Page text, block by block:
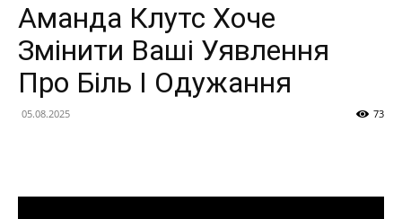
Аманда Клутс Хоче
Змінити Ваші Уявлення
Про Біль І Одужання
05.08.2025 73